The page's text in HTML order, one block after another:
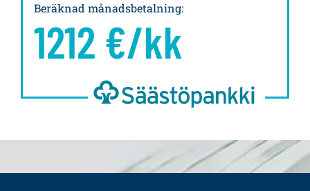
Beräknad månadsbetalning:
1212 €/kk